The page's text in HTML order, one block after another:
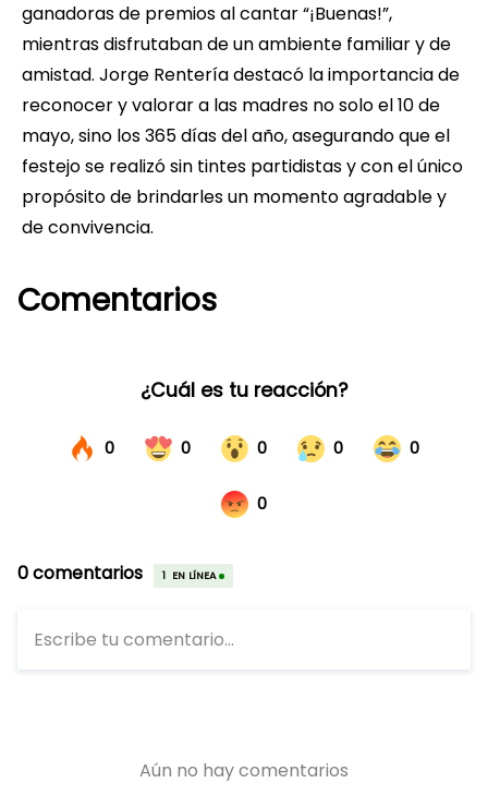
ganadoras de premios al cantar “¡Buenas!”,
mientras disfrutaban de un ambiente familiar y de
amistad. Jorge Rentería destacó la importancia de
reconocer y valorar a las madres no solo el 10 de
mayo, sino los 365 días del año, asegurando que el
festejo se realizó sin tintes partidistas y con el único
propósito de brindarles un momento agradable y
de convivencia.
Comentarios